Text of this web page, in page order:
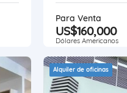
Para Venta
US$160,000
Dólares Americanos
Alquiler de oficinas